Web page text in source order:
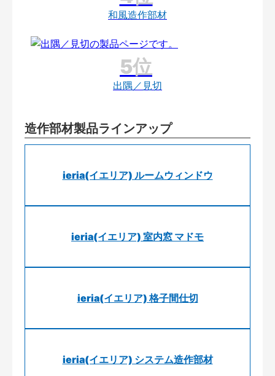
和風造作部材
出隅／見切
造作部材製品ラインアップ
ieria(イエリア) ルームウィンドウ
ieria(イエリア) 室内窓 マドモ
ieria(イエリア) 格子間仕切
ieria(イエリア) システム造作部材